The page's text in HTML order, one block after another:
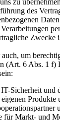
zu
des
Zwecke
um
(Art. 6 Abs. 1 f)
Sicherheit und
Produkte
für Markt- und